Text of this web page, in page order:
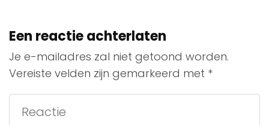
Een reactie achterlaten
Je e-mailadres zal niet getoond worden.
Vereiste velden zijn gemarkeerd met *